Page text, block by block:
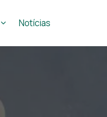
Notícias